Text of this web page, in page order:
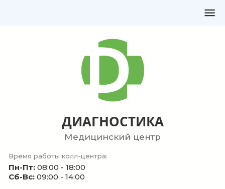
ДИАГНОСТИКА
Медицинский центр
Время работы колл-центра:
Пн-Пт:08:00 - 18:00
Сб-Вс: 09:00 - 14:00